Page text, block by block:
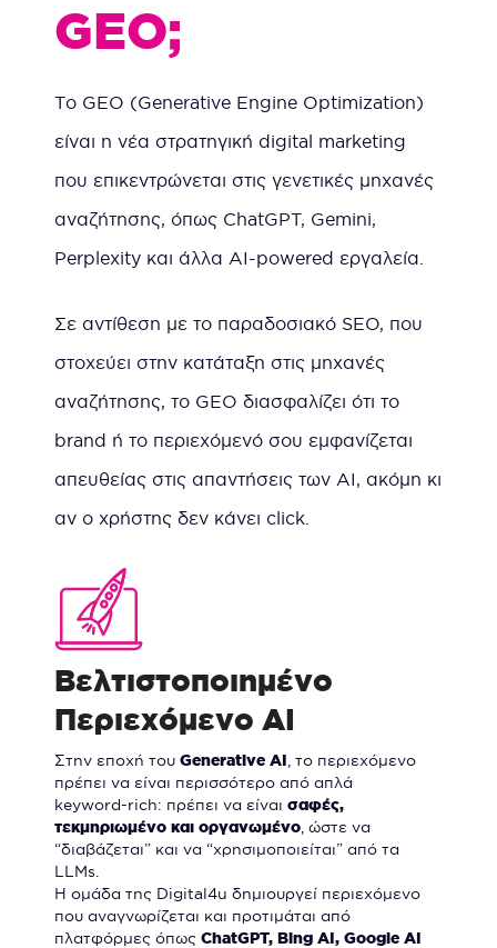
GEO;
Το GEO (Generative Engine Optimization)
είναι η νέα στρατηγική digital marketing
που επικεντρώνεται στις γενετικές μηχανές
αναζήτησης, όπως ChatGPT, Gemini,
Perplexity και άλλα AI-powered εργαλεία.
Σε αντίθεση με το παραδοσιακό SEO, που
στοχεύει στην κατάταξη στις μηχανές
αναζήτησης, το GEO διασφαλίζει ότι το
brand ή το περιεχόμενό σου εμφανίζεται
απευθείας στις απαντήσεις των AI, ακόμη κι
αν ο χρήστης δεν κάνει click.
Βελτιστοποιημένο
Περιεχόμενο AI
Στην εποχή του Generative AI , το περιεχόμενο
πρέπει να είναι περισσότερο από απλά
keyword-rich: πρέπει να είναι σαφές,
τεκμηριωμένο και οργανωμένο , ώστε να
“διαβάζεται” και να “χρησιμοποιείται” από τα
LLMs.
Η ομάδα της Digital4u δημιουργεί περιεχόμενο
που αναγνωρίζεται και προτιμάται από
πλατφόρμες όπως ChatGPT, Bing AI, Google AI